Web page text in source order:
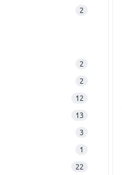
2
2
2
12
13
3
1
22